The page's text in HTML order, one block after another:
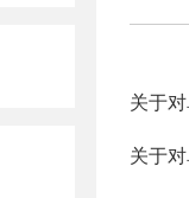
关于
关于